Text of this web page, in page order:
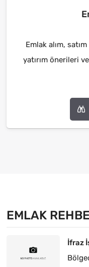
Emlak alım,
yatırım önerileri
EMLAK
İfraz